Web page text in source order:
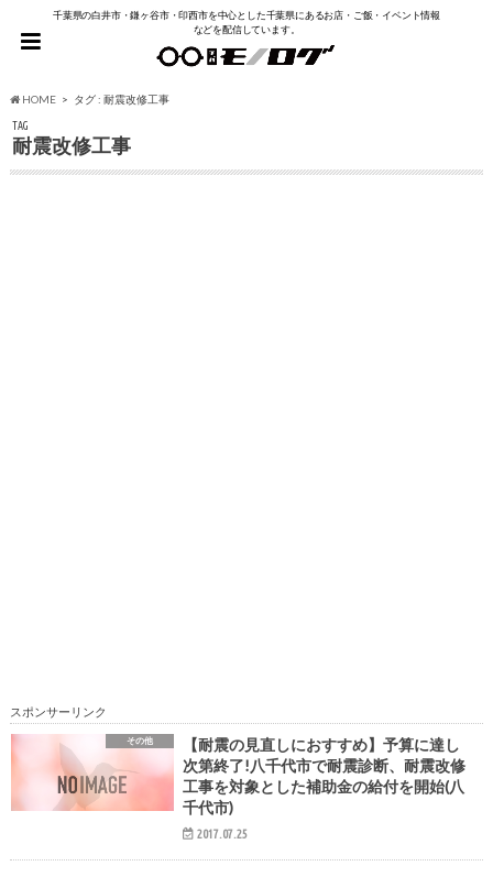
千葉県の白井市・鎌ヶ谷市・印西市を中心とした千葉県にあるお店・ご飯・イベント情報
などを配信しています。
HOME タグ : 耐震改修工事
TAG
耐震改修工事
スポンサーリンク
その他
【耐震の見直しにおすすめ】予算に達し
次第終了!八千代市で耐震診断、耐震改修
工事を対象とした補助金の給付を開始(八
千代市)
2017.07.25